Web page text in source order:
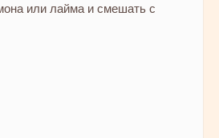
или лайма и смешать с